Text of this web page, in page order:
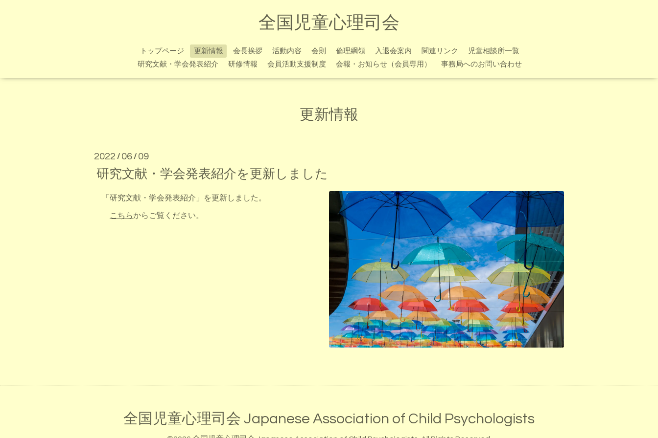
全国児童心理司会
トップページ 更新情報 会長挨拶 活動内容 会則 倫理綱領 入退会案内 関連リンク
児童相談所一覧
研究文献・学会発表紹介
研修情報 会員活動支援制度 会報・お知らせ（会員専用） 事務局へのお問い合わせ
更新情報
2022 / 06 / 09
研究文献・学会発表紹介を更新しました
「研究文献・学会発表紹介」を更新しました。
こちらからご覧ください。
全国児童心理司会 Japanese Association of Child Psychologists